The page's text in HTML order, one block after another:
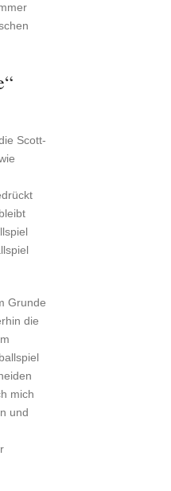
Scott-
Grunde
die
mich
und